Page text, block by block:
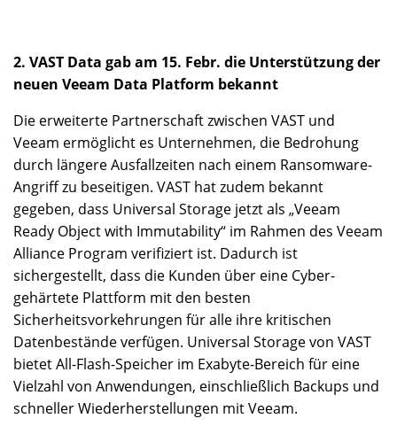
2. VAST Data gab am 15. Febr. die Unterstützung der
neuen Veeam Data Platform bekannt
Die erweiterte Partnerschaft zwischen VAST und
Veeam ermöglicht es Unternehmen, die Bedrohung
durch längere Ausfallzeiten nach einem Ransomware-
Angriff zu beseitigen. VAST hat zudem bekannt
gegeben, dass Universal Storage jetzt als „Veeam
Ready Object with Immutability“ im Rahmen des Veeam
Alliance Program verifiziert ist. Dadurch ist
sichergestellt, dass die Kunden über eine Cyber-
gehärtete Plattform mit den besten
Sicherheitsvorkehrungen für alle ihre kritischen
Datenbestände verfügen. Universal Storage von VAST
bietet All-Flash-Speicher im Exabyte-Bereich für eine
Vielzahl von Anwendungen, einschließlich Backups und
schneller Wiederherstellungen mit Veeam.